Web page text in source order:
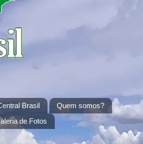
Brasil
Quem somos?
de Fotos